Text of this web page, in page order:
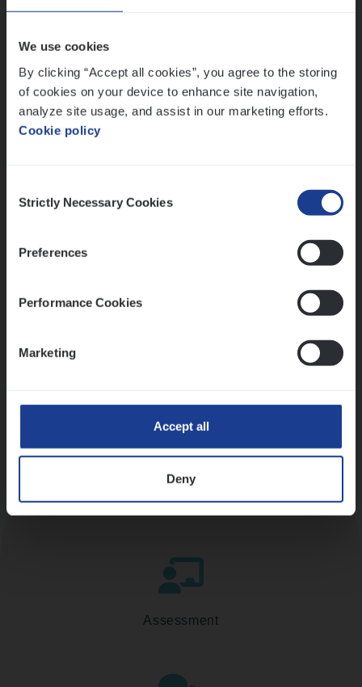
We use cookies
By clicking “Accept all cookies”, you agree to the storing
of cookies on your device to enhance site navigation,
analyze site usage, and assist in our marketing efforts.
Cookie policy
Selection
Strictly Necessary Cookies
Preferences
Performance Cookies
Marketing
Accept all
Deny
Lees onze verhalen
Meer dan collega’s: hoe Julie en Aurélie elkaar
humor
Thalia zoekt graag oplossingen, in games én op het
Ons sollicitatieproces
Kennismaking met HR
Assessment